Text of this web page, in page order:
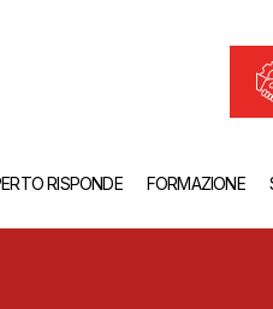
RISPONDE FORMAZIONE